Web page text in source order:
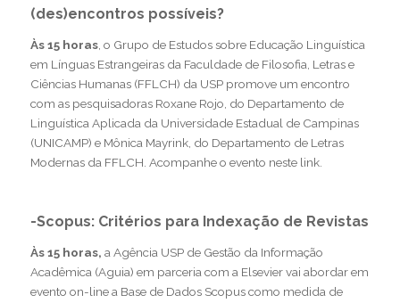
(des)encontros possíveis?
Às 15 horas, o Grupo de Estudos sobre Educação Linguística
em Línguas Estrangeiras da Faculdade de Filosofia, Letras e
Ciências Humanas (FFLCH) da USP promove um encontro
com as pesquisadoras Roxane Rojo, do Departamento de
Linguística Aplicada da Universidade Estadual de Campinas
(UNICAMP) e Mônica Mayrink, do Departamento de Letras
Modernas da FFLCH. Acompanhe o evento neste link.
-Scopus: Critérios para Indexação de Revistas
Às 15 horas, a Agência USP de Gestão da Informação
Acadêmica (Aguia) em parceria com a Elsevier vai abordar em
evento on-line a Base de Dados Scopus como medida de